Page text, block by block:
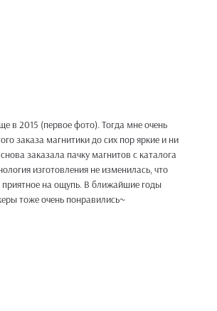
в 2015 (первое фото). Тогда мне очень
заказа магнитики до сих пор яркие и ни
заказала пачку магнитов с каталога
изготовления не изменилась, что
приятное на ощупь. В ближайшие годы
тоже очень понравились~